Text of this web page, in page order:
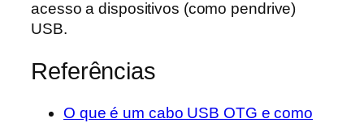
acesso a dispositivos (como pendrive)
USB.
Referências
O que é um cabo USB OTG e como